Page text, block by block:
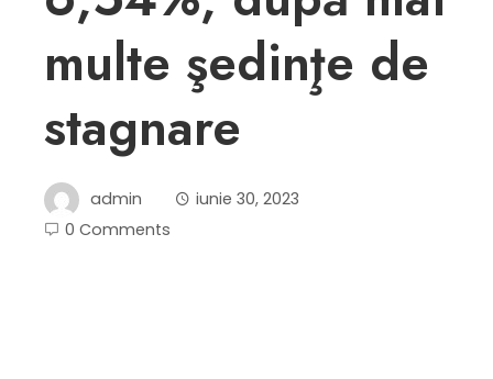
multe şedinţe de
stagnare
admin
iunie 30, 2023
0 Comments